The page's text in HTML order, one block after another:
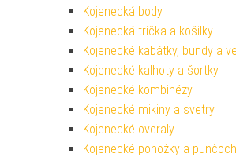
Kojenecká body
Kojenecká trička a košilky
Kojenecké kabátky, bundy a
Kojenecké kalhoty a šortky
Kojenecké kombinézy
Kojenecké mikiny a svetry
Kojenecké overaly
Kojenecké ponožky a